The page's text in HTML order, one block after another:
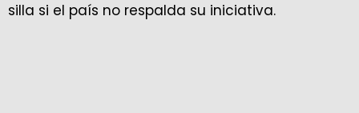
silla si el país no respalda su iniciativa.